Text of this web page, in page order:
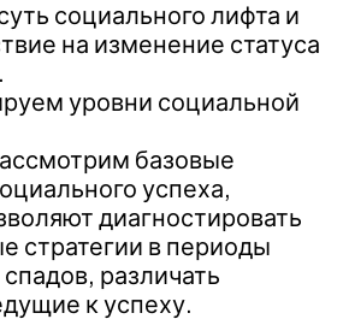
социального лифта и
на изменение статуса
уровни социальной
базовые
успеха,
диагностировать
стратегии в периоды
различать
к успеху.